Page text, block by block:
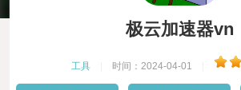
极云加速器vn
工具 时间：2024-04-01